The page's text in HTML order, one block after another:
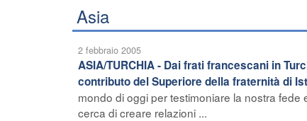
Asia
2 febbraio 2005
ASIA/TURCHIA - Dai frati francescani in
contributo del Superiore della fraternità di
mondo di oggi per testimoniare la nostra
cerca di creare relazioni ...